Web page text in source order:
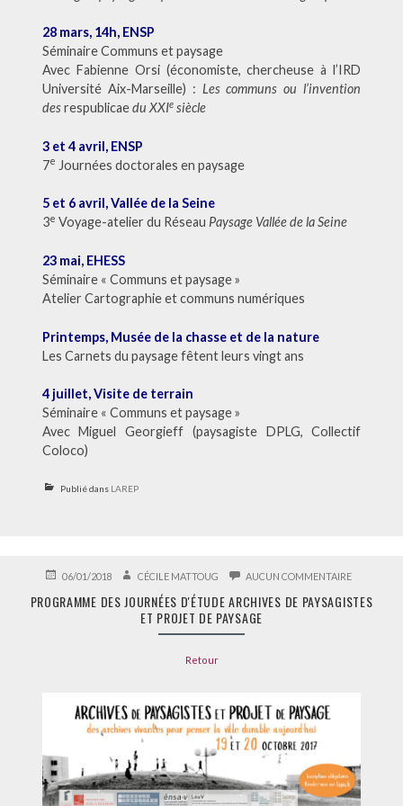
28 mars, 14h, ENSP
Séminaire Communs et paysage
Avec Fabienne Orsi (économiste, chercheuse à l’IRD
Université Aix-Marseille) : Les communs ou l’invention
desrespublicaedu XXIesiècle
3 et 4 avril, ENSP
7e Journées doctorales en paysage
5 et 6 avril, Vallée de la Seine
3e Voyage-atelier du Réseau Paysage Vallée de la Seine
23 mai, EHESS
Séminaire « Communs et paysage »
Atelier Cartographie et communs numériques
Printemps, Musée de la chasse et de la nature
Les Carnets du paysage fêtent leurs vingt ans
4 juillet, Visite de terrain
Séminaire « Communs et paysage »
Avec Miguel Georgieff (paysagiste DPLG, Collectif
Coloco)
Publié dans LAREP
PUBLIÉ06/01/2018 AUTEUR
CÉCILE MATTOUG AUCUN COMMENTAIRESUR
DES
PROGRAMME DES JOURNÉES D'ÉTUDE ARCHIVES DE PAYSAGISTES
ET PROJET DE PAYSAGE
Retour